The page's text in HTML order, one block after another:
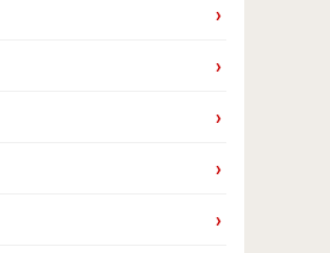
›
›
›
›
›